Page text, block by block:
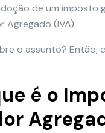
de um imposto
Agregado (IVA).
o assunto? Então,
é o